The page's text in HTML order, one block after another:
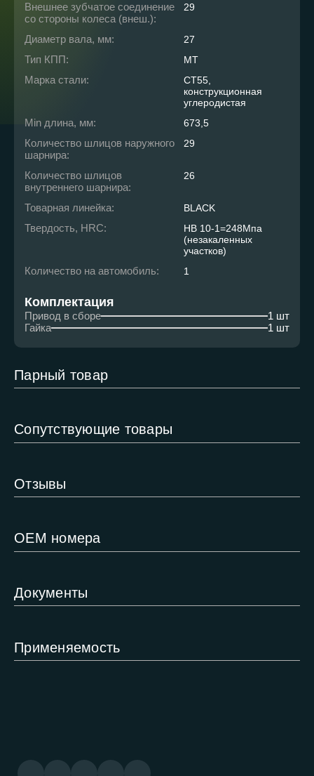
Внешнее зубчатое соединение
со стороны колеса (внеш.):
29
Диаметр вала, мм: 27
Тип КПП: MT
Марка стали:
СТ55,
конструкционная
углеродистая
Min длина, мм: 673,5
Количество шлицов наружного
шарнира:
29
Количество шлицов
внутреннего шарнира:
26
Товарная линейка: BLACK
Твердость, HRC:
HB 10-1=248Мпа
(незакаленных
участков)
Количество на автомобиль: 1
Комплектация
Привод в сборе
1 шт
Гайка
1 шт
Парный товар
Сопутствующие товары
Отзывы
ОЕМ номера
Документы
Применяемость